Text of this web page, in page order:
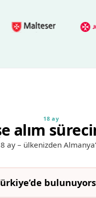
18 ay
alım
ay – ülkenizden
kronolojik faz